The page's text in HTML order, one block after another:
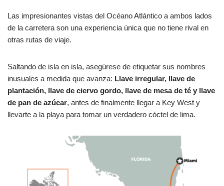
Las impresionantes vistas del Océano Atlántico a ambos lados
de la carretera son una experiencia única que no tiene rival en
otras rutas de viaje.
Saltando de isla en isla, asegúrese de etiquetar sus nombres
inusuales a medida que avanza: Llave irregular, llave de
plantación, llave de ciervo gordo, llave de mesa de té y llave
de pan de azúcar, antes de finalmente llegar a Key West y
llevarte a la playa para tomar un verdadero cóctel de lima.